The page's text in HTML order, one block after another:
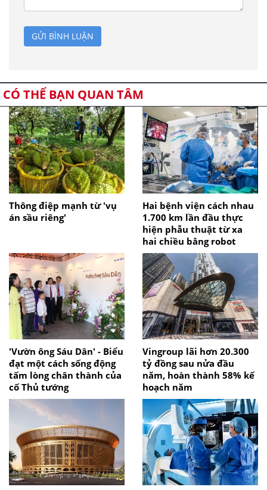
GỬI BÌNH LUẬN
CÓ THỂ BẠN QUAN TÂM
Thông điệp mạnh từ 'vụ
án sầu riêng'
Hai bệnh viện cách nhau
1.700 km lần đầu thực
hiện phẫu thuật từ xa
hai chiều bằng robot
'Vườn ông Sáu Dân' - Biểu
đạt một cách sống động
tấm lòng chân thành của
cố Thủ tướng
Vingroup lãi hơn 20.300
tỷ đồng sau nửa đầu
năm, hoàn thành 58% kế
hoạch năm